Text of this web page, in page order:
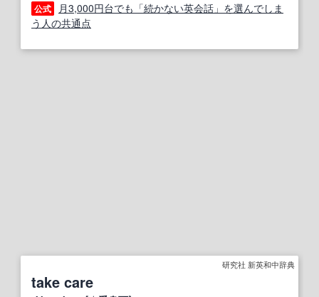
公式
月3,000円台でも「続かない英会話」を選んでしま
う人の共通点
研究社 新英和中辞典
take care